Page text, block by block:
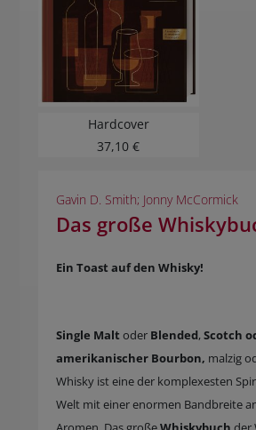
Hardcover
37,10 €
Gavin D. Smith; Jonny McCormick
Das große
Ein Toast auf den Whisky!
Single Malt oder Blended,Scotch
amerikanischer Bourbon, malzig
Whisky ist eine der komplexesten
Welt mit einer enormen Bandbreite